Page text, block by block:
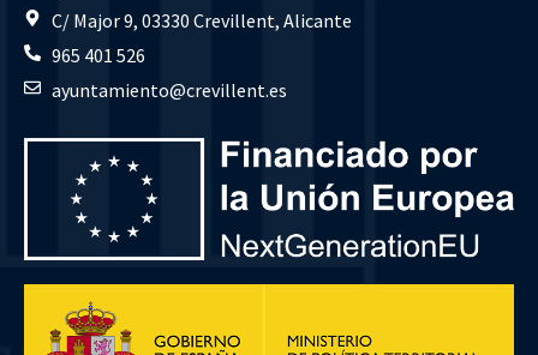
C/ Major 9, 03330 Crevillent, Alicante
965 401 526
ayuntamiento@crevillent.es